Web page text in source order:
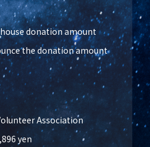
donation amount
the donation amount
Association
yen